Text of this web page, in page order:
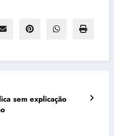
sem explicação